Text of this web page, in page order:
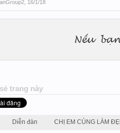
16/1/18
trang này
Diễn đàn CHỊ EM CÙNG LÀM